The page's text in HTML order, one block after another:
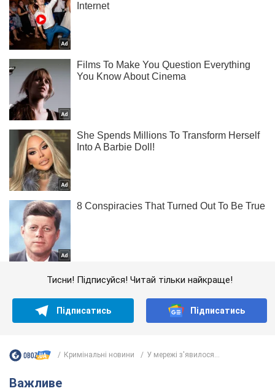
Тисни! Підписуйся! Читай тільки найкраще!
Підписатись Підписатись
Кримінальні новини У мережі з'явилося...
Важливе